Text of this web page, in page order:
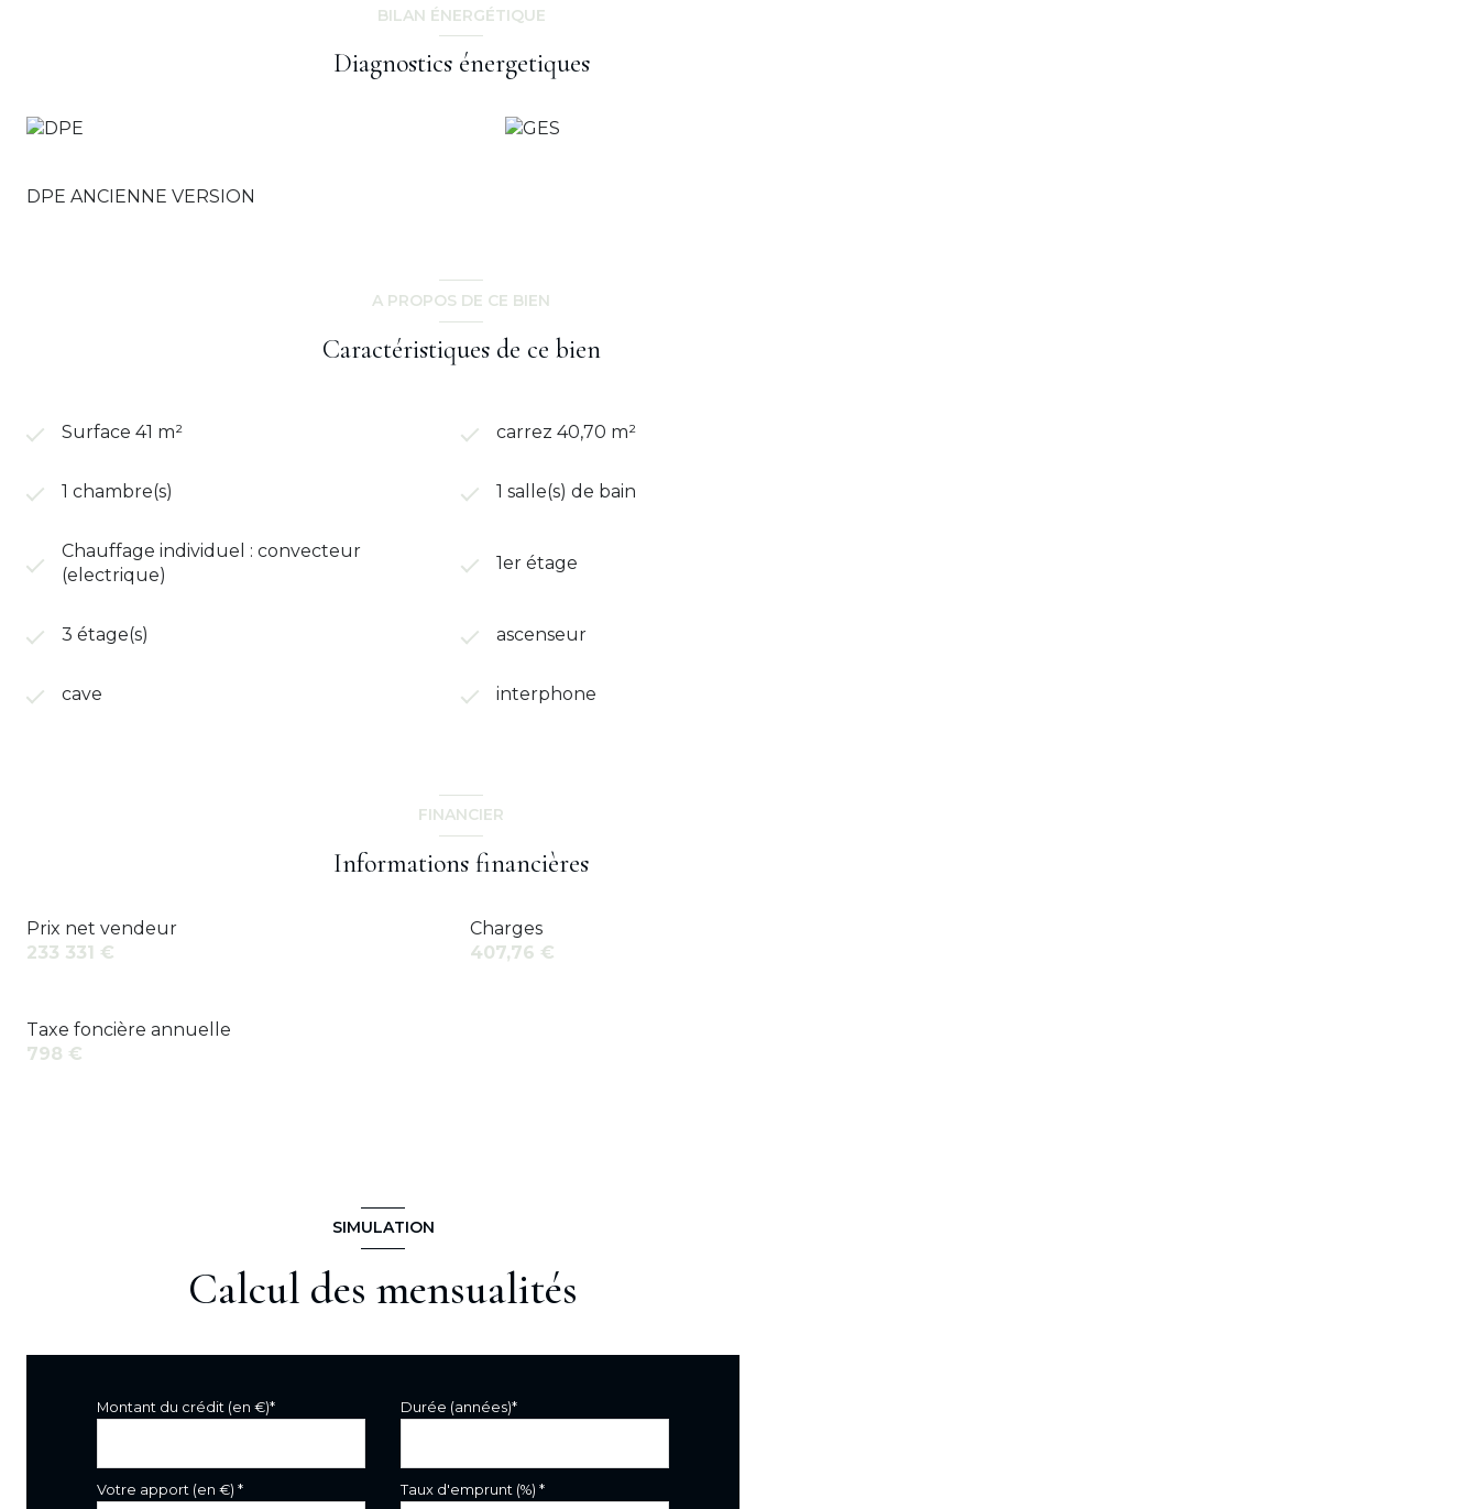
BILAN ÉNERGÉTIQUE
Diagnostics énergetiques
DPE ANCIENNE VERSION
A PROPOS DE CE BIEN
Caractéristiques de ce bien
Surface 41 m² carrez 40,70 m²
1 chambre(s) 1 salle(s) de bain
Chauffage individuel : convecteur
(electrique)
1er étage
3 étage(s) ascenseur
cave interphone
FINANCIER
Informations financières
Prix net vendeur
233 331 €
Charges
407,76 €
Taxe foncière annuelle
798 €
SIMULATION
Calcul des mensualités
Montant du crédit (en €)* Durée (années)*
Votre apport (en €) * Taux d'emprunt (%) *